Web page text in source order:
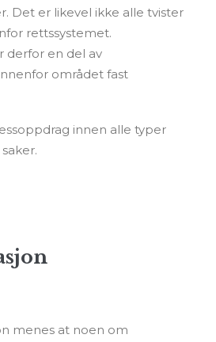
Det er likevel ikke alle tvister
rettssystemet.
derfor en del av
området fast
innen alle typer
menes at noen om